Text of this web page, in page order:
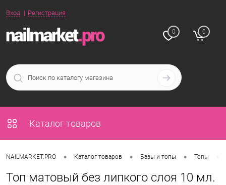
Вход Регистрация
0 0
Каталог товаров
NAILMARKET.PRO • Каталог товаров • Базы и топы • Топы
Топ матовый без липкого слоя 10 мл.